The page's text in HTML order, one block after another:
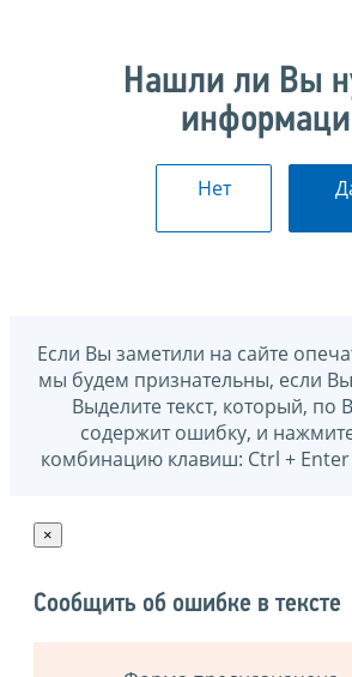
Нашли ли Вы
Нет
Если Вы заметили на сайте
мы будем признательны, если
Выделите текст, который,
содержит ошибку, и
комбинацию клавиш: Ctrl +
×
Сообщить об ошибке в тексте